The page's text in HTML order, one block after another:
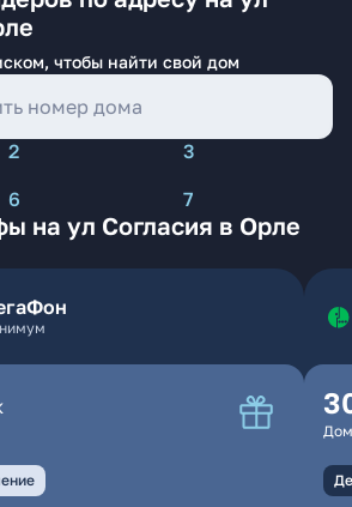
чтобы найти свой дом
2
3
6 7
на ул Согласия в Орле